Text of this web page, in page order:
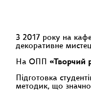
З 2017 року на
декоративне
На ОПП «Творчий
Підготовка
методик, що значно